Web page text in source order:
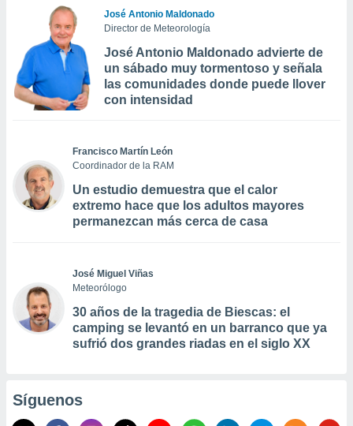
José Antonio Maldonado
Director de Meteorología
José Antonio Maldonado advierte de
un sábado muy tormentoso y señala
las comunidades donde puede llover
con intensidad
Francisco Martín León
Coordinador de la RAM
Un estudio demuestra que el calor
extremo hace que los adultos mayores
permanezcan más cerca de casa
José Miguel Viñas
Meteorólogo
30 años de la tragedia de Biescas: el
camping se levantó en un barranco que ya
sufrió dos grandes riadas en el siglo XX
Síguenos